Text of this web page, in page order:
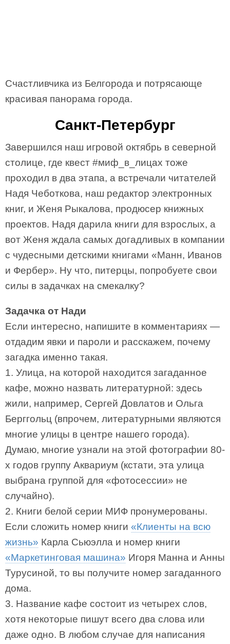
Счастливчика из Белгорода и потрясающе
красивая панорама города.
Санкт-Петербург
Завершился наш игровой октябрь в северной
столице, где квест #миф_в_лицах тоже
проходил в два этапа, а встречали читателей
Надя Чеботкова, наш редактор электронных
книг, и Женя Рыкалова, продюсер книжных
проектов. Надя дарила книги для взрослых, а
вот Женя ждала самых догадливых в компании
с чудесными детскими книгами «Манн, Иванов
и Фербер». Ну что, питерцы, попробуете свои
силы в задачках на смекалку?
Задачка от Нади
Если интересно, напишите в комментариях —
отдадим явки и пароли и расскажем, почему
загадка именно такая.
1. Улица, на которой находится загаданное
кафе, можно назвать литературной: здесь
жили, например, Сергей Довлатов и Ольга
Берггольц (впрочем, литературными являются
многие улицы в центре нашего города).
Думаю, многие узнали на этой фотографии 80-
х годов группу Аквариум (кстати, эта улица
выбрана группой для «фотосессии» не
случайно).
2. Книги белой серии МИФ пронумерованы.
Если сложить номер книги «Клиенты на всю
жизнь» Карла Сьюэлла и номер книги
«Маркетинговая машина» Игоря Манна и Анны
Турусиной, то вы получите номер загаданного
дома.
3. Название кафе состоит из четырех слов,
хотя некоторые пишут всего два слова или
даже одно. В любом случае для написания